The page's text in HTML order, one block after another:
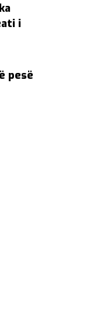
i
pesë